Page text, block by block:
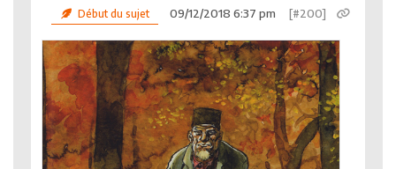
Début du sujet 09/12/2018 6:37 pm [#200]